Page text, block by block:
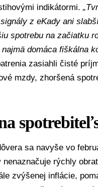
indikátormi.
z eKady ani
spotrebu na začiatku
domáca fiškálna
zasiahli čisté
mzdy, zhoršená
sa navyše vo
nenaznačuje rýchly
zvýšenej inflácie,